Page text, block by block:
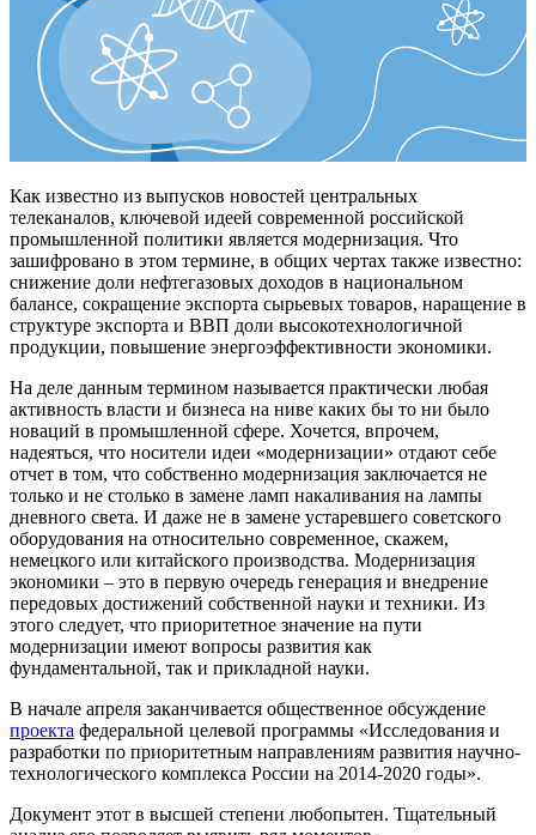
Как известно из выпусков новостей центральных
телеканалов, ключевой идеей современной российской
промышленной политики является модернизация. Что
зашифровано в этом термине, в общих чертах также известно:
снижение доли нефтегазовых доходов в национальном
балансе, сокращение экспорта сырьевых товаров, наращение в
структуре экспорта и ВВП доли высокотехнологичной
продукции, повышение энергоэффективности экономики.
На деле данным термином называется практически любая
активность власти и бизнеса на ниве каких бы то ни было
новаций в промышленной сфере. Хочется, впрочем,
надеяться, что носители идеи «модернизации» отдают себе
отчет в том, что собственно модернизация заключается не
только и не столько в замене ламп накаливания на лампы
дневного света. И даже не в замене устаревшего советского
оборудования на относительно современное, скажем,
немецкого или китайского производства. Модернизация
экономики – это в первую очередь генерация и внедрение
передовых достижений собственной науки и техники. Из
этого следует, что приоритетное значение на пути
модернизации имеют вопросы развития как
фундаментальной, так и прикладной науки.
В начале апреля заканчивается общественное обсуждение
проекта федеральной целевой программы «Исследования и
разработки по приоритетным направлениям развития научно-
технологического комплекса России на 2014-2020 годы».
Документ этот в высшей степени любопытен. Тщательный